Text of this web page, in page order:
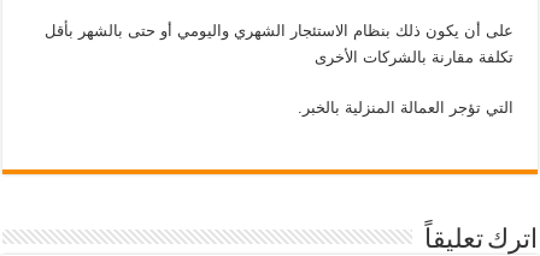
على أن يكون ذلك بنظام الاستئجار الشهري واليومي أو حتى بالشهر بأقل
تكلفة مقارنة بالشركات الأخرى
التي تؤجر العمالة المنزلية بالخبر.
اترك تعليقاً